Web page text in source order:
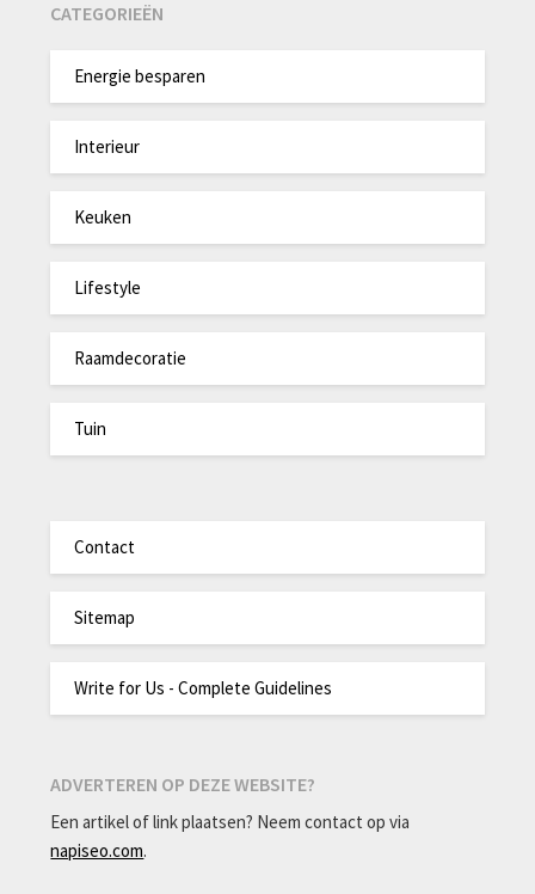
CATEGORIEËN
Energie besparen
Interieur
Keuken
Lifestyle
Raamdecoratie
Tuin
Contact
Sitemap
Write for Us - Complete Guidelines
ADVERTEREN OP DEZE WEBSITE?
Een artikel of link plaatsen? Neem contact op via
napiseo.com.